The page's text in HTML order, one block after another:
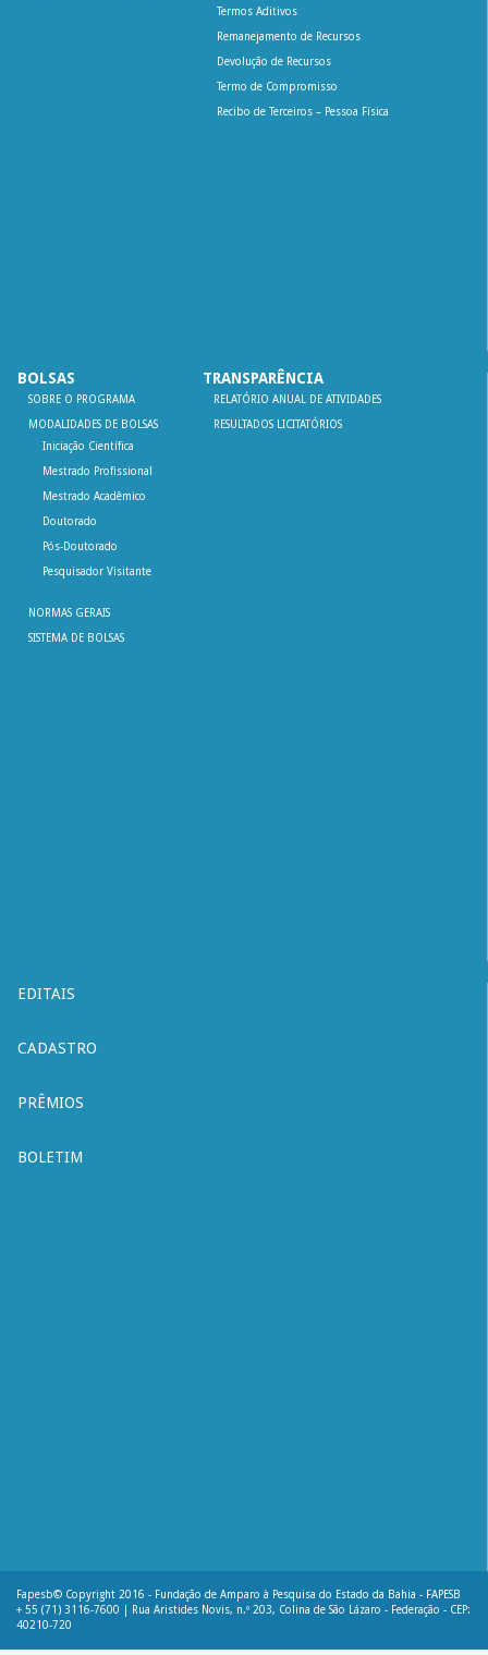
Termos Aditivos
Remanejamento de Recursos
Devolução de Recursos
Termo de Compromisso
Recibo de Terceiros – Pessoa Física
BOLSAS
SOBRE O PROGRAMA
MODALIDADES DE BOLSAS
Iniciação Científica
Mestrado Profissional
Mestrado Acadêmico
Doutorado
Pós-Doutorado
Pesquisador Visitante
NORMAS GERAIS
SISTEMA DE BOLSAS
TRANSPARÊNCIA
RELATÓRIO ANUAL DE ATIVIDADES
RESULTADOS LICITATÓRIOS
EDITAIS
CADASTRO
PRÊMIOS
BOLETIM
Fapesb© Copyright 2016 - Fundação de Amparo à Pesquisa do Estado da Bahia - FAPESB
+ 55 (71) 3116-7600 | Rua Aristides Novis, n.º 203, Colina de São Lázaro - Federação - CEP:
40210-720